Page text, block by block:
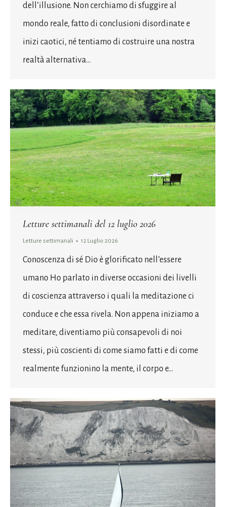
dell’illusione. Non cerchiamo di sfuggire al
mondo reale, fatto di conclusioni disordinate e
inizi caotici, né tentiamo di costruire una nostra
realtà alternativa…
Letture settimanali del 12 luglio 2026
Letture settimanali 12 Luglio 2026
Conoscenza di sé Dio è glorificato nell’essere
umano Ho parlato in diverse occasioni dei livelli
di coscienza attraverso i quali la meditazione ci
conduce e che essa rivela. Non appena iniziamo a
meditare, diventiamo più consapevoli di noi
stessi, più coscienti di come siamo fatti e di come
realmente funzionino la mente, il corpo e…